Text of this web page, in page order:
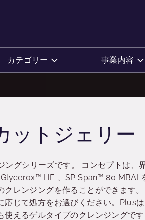
カテゴリー 事業内容
ットジェリー
ングシリーズです。 コンセプトは、
HE 、SP Span™ 80 MBAL
クレンジングを作ることができます
応じて処方をお選びください。Plus
えるゲルタイプのクレンジングです